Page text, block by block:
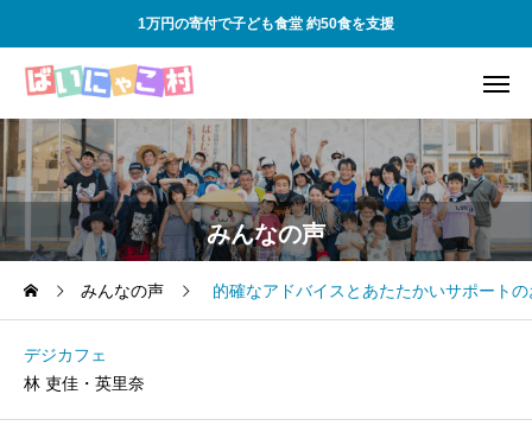
1万円の寄付で子ども食堂 約50食を支援
みんなの声
みんなの声 的確なアドバイスとあたたかいサポート
デジカフェ
林 吏佳・英里奈